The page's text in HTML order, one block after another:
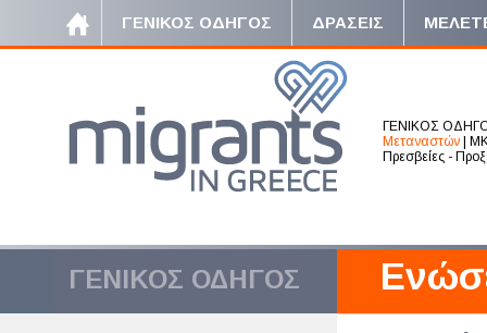
ΓΕΝΙΚΟΣ ΟΔΗΓΟΣ ΔΡΑΣΕΙΣ
ΓΕΝΙΚΟΣ
Μεταναστών
Πρεσβείες -
ΓΕΝΙΚΟΣ ΟΔΗΓΟΣ